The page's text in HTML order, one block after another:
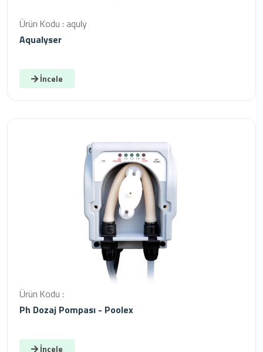
Ürün Kodu : aquly
Aqualyser
İncele
Ürün Kodu :
Ph Dozaj Pompası - Poolex
İncele